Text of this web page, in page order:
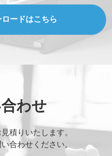
ードはこちら
わせ
積りいたします。
合わせください。